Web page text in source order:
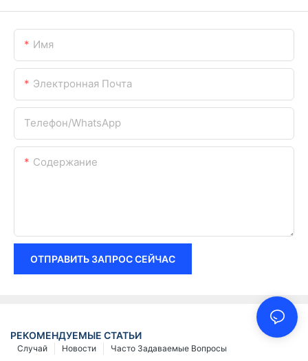
Имя
Электронная Почта
Телефон/WhatsApp
Содержание
ОТПРАВИТЬ ЗАПРОС СЕЙЧАС
РЕКОМЕНДУЕМЫЕ СТАТЬИ
Часто Задаваемые Вопросы
Новости
Случай